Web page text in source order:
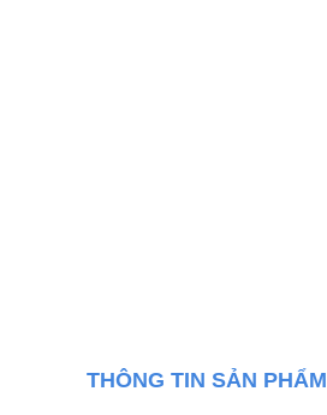
THÔNG TIN SẢN PHẨM